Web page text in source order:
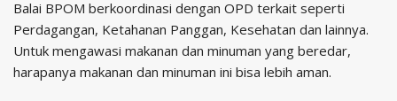
Balai BPOM berkoordinasi dengan OPD terkait seperti
Perdagangan, Ketahanan Panggan, Kesehatan dan lainnya.
Untuk mengawasi makanan dan minuman yang beredar,
harapanya makanan dan minuman ini bisa lebih aman.